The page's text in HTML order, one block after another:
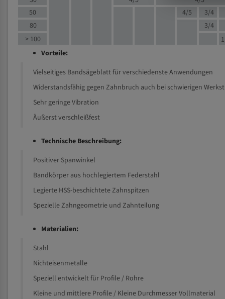
50
4/5 3/4
80
3/4
> 100
Vorteile:
Vielseitiges Bandsägeblatt für verschiedenste Anwendungen
Widerstandsfähig gegen Zahnbruch auch bei schwierigen
Sehr geringe Vibration
Äußerst verschleißfest
Technische Beschreibung:
Positiver Spanwinkel
Bandkörper aus hochlegiertem Federstahl
Legierte HSS-beschichtete Zahnspitzen
Spezielle Zahngeometrie und Zahnteilung
Materialien:
Stahl
Nichteisenmetalle
Speziell entwickelt für Profile / Rohre
Kleine und mittlere Profile / Kleine Durchmesser Vollmaterial